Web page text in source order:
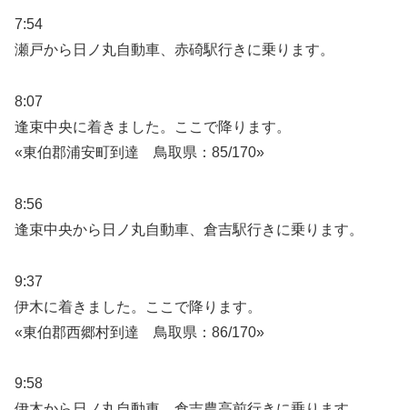
7:54
瀬戸から日ノ丸自動車、赤碕駅行きに乗ります。
8:07
逢束中央に着きました。ここで降ります。
«東伯郡浦安町到達 鳥取県：85/170»
8:56
逢束中央から日ノ丸自動車、倉吉駅行きに乗ります。
9:37
伊木に着きました。ここで降ります。
«東伯郡西郷村到達 鳥取県：86/170»
9:58